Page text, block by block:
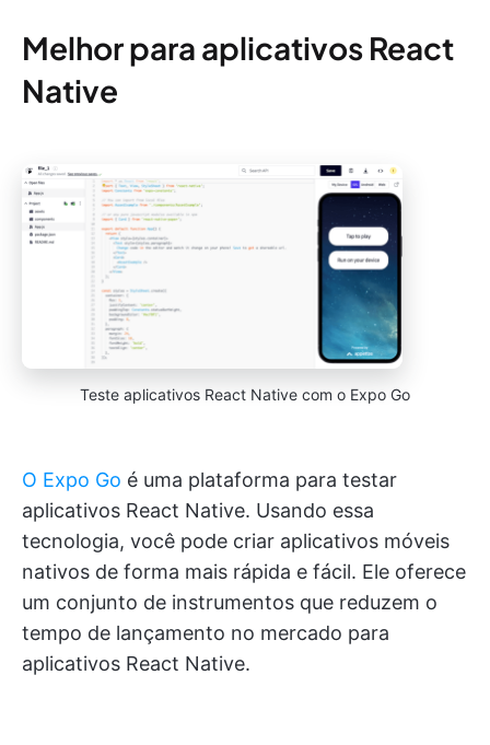
Melhor para aplicativos React
Native
Teste aplicativos React Native com o Expo Go
O Expo Go é uma plataforma para testar
aplicativos React Native. Usando essa
tecnologia, você pode criar aplicativos móveis
nativos de forma mais rápida e fácil. Ele oferece
um conjunto de instrumentos que reduzem o
tempo de lançamento no mercado para
aplicativos React Native.